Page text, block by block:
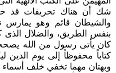
شك أن هناك تحريفات قد
والشيطان قائم وهو
بنفس الطريق، والضلال الذى
كان يأتى رسول من الله
كتاباً محفوظاً إلى يوم
وبهتان مهما تخفي خلف